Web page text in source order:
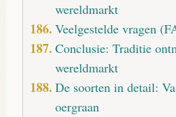
wereldmarkt
Veelgestelde vragen
Conclusie: Traditie
wereldmarkt
De soorten in detail:
oergraan